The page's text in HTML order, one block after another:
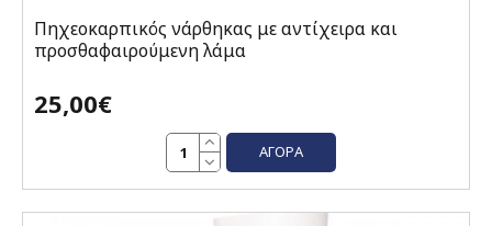
Πηχεοκαρπικός νάρθηκας με αντίχειρα και
προσθαφαιρούμενη λάμα
25,00€
ΑΓΟΡΆ